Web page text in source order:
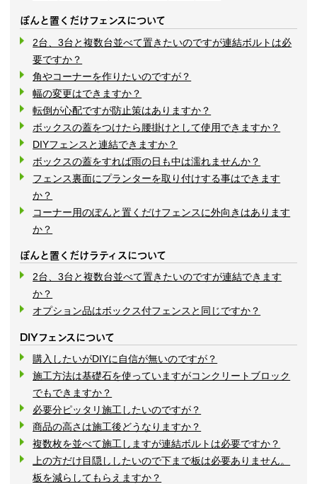
ぽんと置くだけフェンスについて
2台、3台と複数台並べて置きたいのですが連結ボルトは必
要ですか？
角やコーナーを作りたいのですが？
幅の変更はできますか？
転倒が心配ですが防止策はありますか？
ボックスの蓋をつけたら腰掛けとして使用できますか？
DIYフェンスと連結できますか？
ボックスの蓋をすれば雨の日も中は濡れませんか？
フェンス裏面にプランターを取り付けする事はできます
か？
コーナー用のぽんと置くだけフェンスに外向きはあります
か？
ぽんと置くだけラティスについて
2台、3台と複数台並べて置きたいのですが連結できます
か？
オプション品はボックス付フェンスと同じですか？
DIYフェンスについて
購入したいがDIYに自信が無いのですが？
施工方法は基礎石を使っていますがコンクリートブロック
でもできますか？
必要分ピッタリ施工したいのですが？
商品の高さは施工後どうなりますか？
複数枚を並べて施工しますが連結ボルトは必要ですか？
上の方だけ目隠ししたいので下まで板は必要ありません。
板を減らしてもらえますか？